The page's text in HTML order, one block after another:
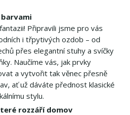
Připravili jsme pro vás
i třpytivých ozdob – od
přes elegantní stuhy a svíčky
Naučíme vás, jak prvky
a vytvořit tak věnec přesně
ať už dáváte přednost klasické
stylu.
rozzáří domov